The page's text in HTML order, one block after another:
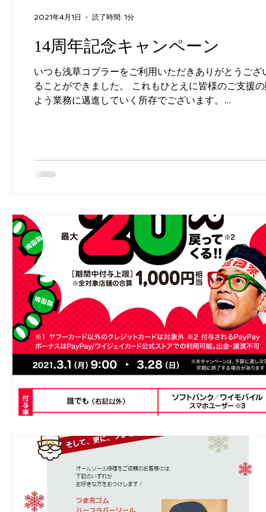
14周年記念キャンペーン
いつも浅草コブラーをご利用いただきありがとうご
ることができました。 これもひとえに皆様のご支援
よう業務に邁進していく所存でございます。...
2021年4月1日 読了時間: 1分